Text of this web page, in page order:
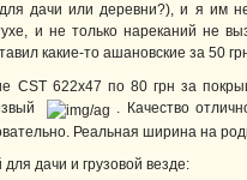
дачи или деревни?), и я им
и не только нареканий не
какие-то ашановские за 50
CST 622х47 по 80 грн за
. Качество
Реальная ширина на
дачи и грузовой везде: